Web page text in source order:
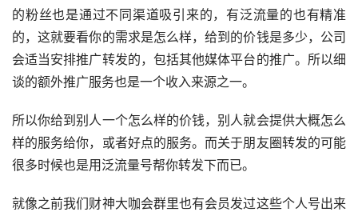
的粉丝也是通过不同渠道吸引来的，有泛流量的也有精准
的，这就要看你的需求是怎么样，给到的价钱是多少，公司
会适当安排推广转发的，包括其他媒体平台的推广。所以细
谈的额外推广服务也是一个收入来源之一。
所以你给到别人一个怎么样的价钱，别人就会提供大概怎么
样的服务给你，或者好点的服务。而关于朋友圈转发的可能
很多时候也是用泛流量号帮你转发下而已。
就像之前我们财神大咖会群里也有会员发过这些个人号出来